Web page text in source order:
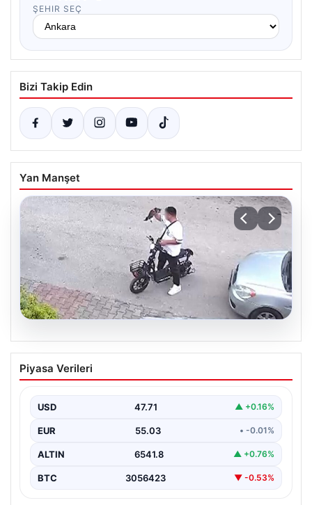
ŞEHIR SEÇ
Bizi Takip Edin
Yan Manşet
Bolu’da Vahşet: Yavru Kediye İşlenen
İğrenç Olay Kameralara Yansıdı
günlerde meydana gelen korkutucu olay, bölgedeki
sakinleri derinden sarstı. Elektrikli…
Piyasa Verileri
USD 47.71 ▲ +0.16%
EUR 55.03 • -0.01%
ALTIN 6541.8 ▲ +0.76%
BTC 3056423 ▼ -0.53%